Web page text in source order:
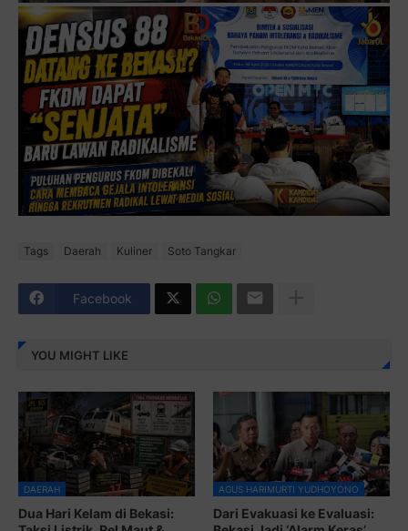
Tags Daerah Kuliner Soto Tangkar
Facebook
YOU MIGHT LIKE
DAERAH
Dua Hari Kelam di Bekasi:
AGUS HARIMURTI YUDHOYONO
Dari Evakuasi ke Evaluasi: